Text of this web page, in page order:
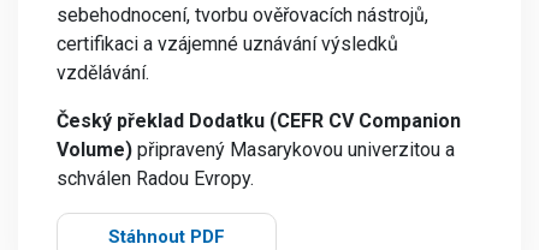
sebehodnocení, tvorbu ověřovacích nástrojů,
certifikaci a vzájemné uznávání výsledků
vzdělávání.
Český překlad Dodatku (CEFR CV Companion
Volume) připravený Masarykovou univerzitou a
schválen Radou Evropy.
Stáhnout PDF